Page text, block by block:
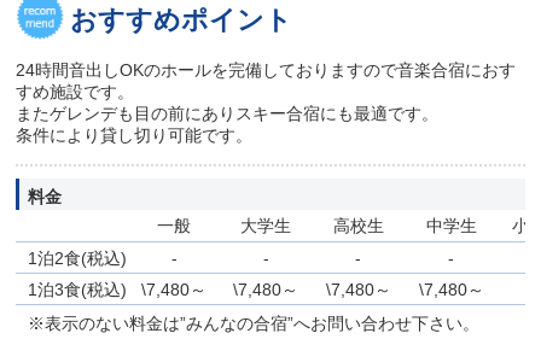
おすすめポイント
24時間音出しOKのホールを完備しておりますので音楽合宿におす
すめ施設です。
またゲレンデも目の前にありスキー合宿にも最適です。
条件により貸し切り可能です。
料金
一般
大学生 高校生 中学生
小
1泊2食(税込)
- - - -
1泊3食(税込)
\7,480～ \7,480～ \7,480～ \7,480～
※表示のない料金は”みんなの合宿”へお問い合わせ下さい。